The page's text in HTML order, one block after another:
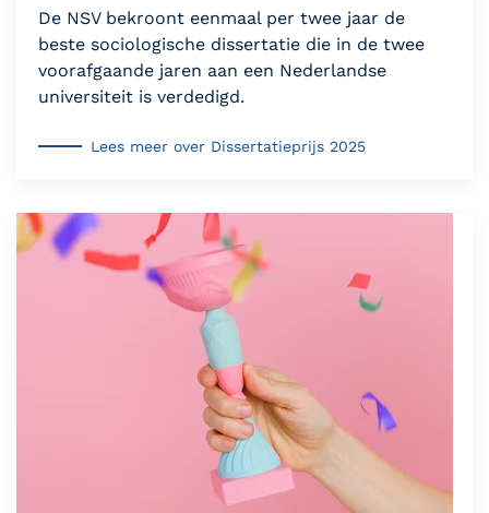
De NSV bekroont eenmaal per twee jaar de
beste sociologische dissertatie die in de twee
voorafgaande jaren aan een Nederlandse
universiteit is verdedigd.
Lees meer over Dissertatieprijs 2025